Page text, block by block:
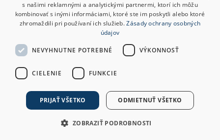
s našimi reklamnými a analytickými partnermi, ktorí ich môžu
kombinovať s inými informáciami, ktoré ste im poskytli alebo ktoré
zhromaždili pri používaní ich služieb.Zásady ochrany osobných
údajov
NEVYHNUTNE POTREBNÉ VÝKONNOSŤ
CIELENIE FUNKCIE
PRIJAŤ VŠETKO ODMIETNUŤ VŠETKO
ZOBRAZIŤ PODROBNOSTI